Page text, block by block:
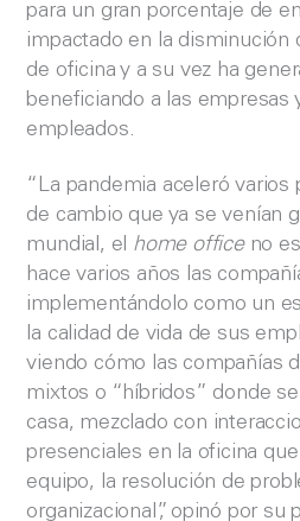
para un gran porcentaje de
impactado en la disminución
de oficina y a su vez ha
beneficiando a las empresas
empleados.
“La pandemia aceleró varios
de cambio que ya se venían
mundial, el home officeno
hace varios años las
implementándolo como un
la calidad de vida de sus
viendo cómo las compañías
mixtos o “híbridos” donde
casa, mezclado con
presenciales en la oficina
equipo, la resolución de
organizacional”, opinó por su